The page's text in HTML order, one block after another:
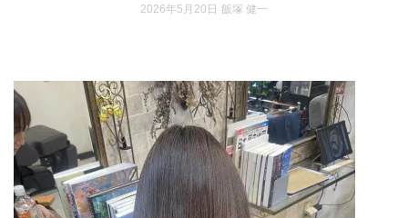
2026年5月20日 飯塚 健一